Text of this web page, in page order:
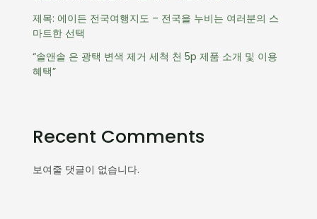
제목: 에이든 전국여행지도 – 전국을 누비는 여러분의 스
마트한 선택
“솔앤솔 은 광택 변색 제거 세척 천 5p 제품 소개 및 이용
혜택”
Recent Comments
보여줄 댓글이 없습니다.